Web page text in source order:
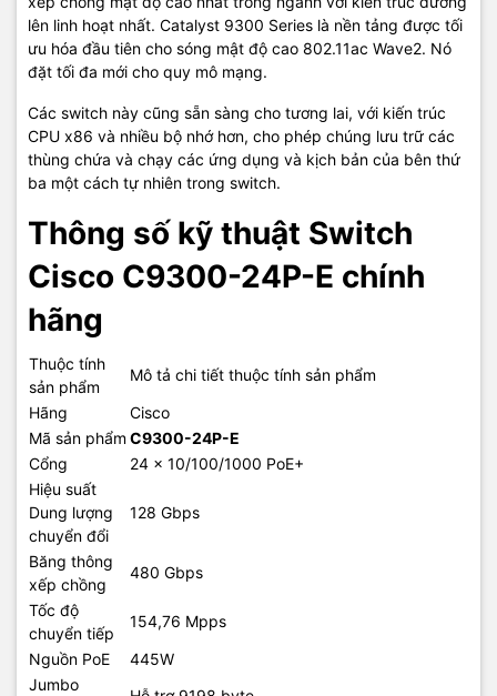
lên linh hoạt nhất. Catalyst 9300 Series là nền tảng được tối
ưu hóa đầu tiên cho sóng mật độ cao 802.11ac Wave2. Nó
đặt tối đa mới cho quy mô mạng.
Các switch này cũng sẵn sàng cho tương lai, với kiến trúc
CPU x86 và nhiều bộ nhớ hơn, cho phép chúng lưu trữ các
thùng chứa và chạy các ứng dụng và kịch bản của bên thứ
ba một cách tự nhiên trong switch.
Thông số kỹ thuật Switch
Cisco C9300-24P-E chính
hãng
Thuộc tính
sản phẩm
Mô tả chi tiết thuộc tính sản phẩm
Hãng
Cisco
Mã sản phẩm C9300-24P-E
Cổng
24 x 10/100/1000 PoE+
Hiệu suất
Dung lượng
chuyển đổi
128 Gbps
Băng thông
xếp chồng
480 Gbps
Tốc độ
chuyển tiếp
154,76 Mpps
Nguồn PoE
445W
Jumbo